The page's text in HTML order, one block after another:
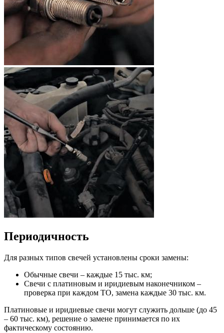
Периодичность
Для разных типов свечей установлены сроки замены:
Обычные свечи – каждые 15 тыс. км;
Свечи с платиновым и иридиевым наконечником –
проверка при каждом ТО, замена каждые 30 тыс. км.
Платиновые и иридиевые свечи могут служить дольше (до 45
– 60 тыс. км), решение о замене принимается по их
фактическому состоянию.